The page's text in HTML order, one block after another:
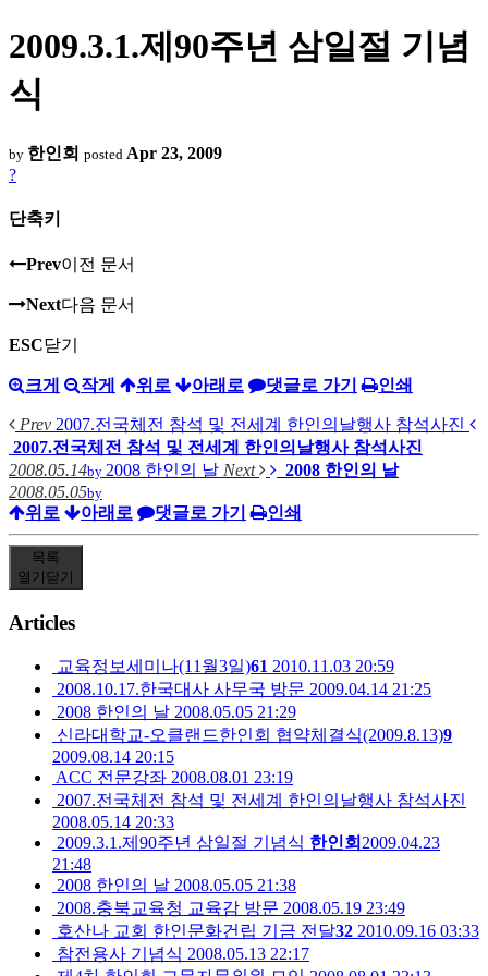
2009.3.1.제90주년 삼일절 기념
식
by 한인회 posted Apr 23, 2009
?
단축키
Prev이전 문서
Next다음 문서
ESC닫기
크게 작게 위로 아래로 댓글로 가기 인쇄
Prev 2007.전국체전 참석 및 전세계 한인의날행사 참석사진
2007.전국체전 참석 및 전세계 한인의날행사 참석사진
2008.05.14by 2008 한인의 날 Next
2008 한인의 날
2008.05.05by
위로 아래로 댓글로 가기 인쇄
목록
열기 닫기
Articles
교육정보세미나(11월3일)61 2010.11.03 20:59
2008.10.17.한국대사 사무국 방문 2009.04.14 21:25
2008 한인의 날 2008.05.05 21:29
신라대학교-오클랜드한인회 협약체결식(2009.8.13)9
2009.08.14 20:15
ACC 전문강좌 2008.08.01 23:19
2007.전국체전 참석 및 전세계 한인의날행사 참석사진
2008.05.14 20:33
2009.3.1.제90주년 삼일절 기념식 한인회 2009.04.23
21:48
2008 한인의 날 2008.05.05 21:38
2008.충북교육청 교육감 방문 2008.05.19 23:49
호산나 교회 한인문화건립 기금 전달32 2010.09.16 03:33
참전용사 기념식 2008.05.13 22:17